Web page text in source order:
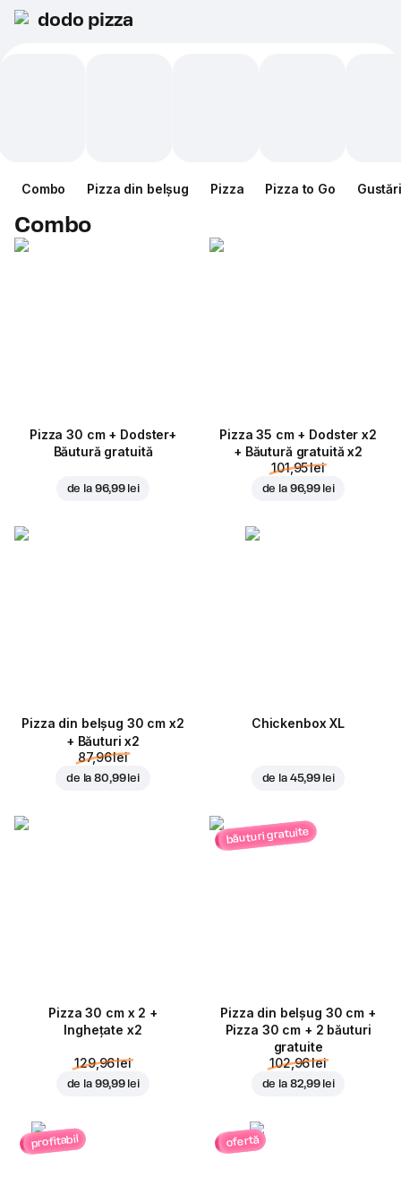
dodo pizza
Combo Pizza din belșug Pizza Pizza to Go Gustări
Combo
Pizza 30 cm + Dodster+
Băutură gratuită
de la 96,99 lei
Pizza 35 cm + Dodster x2
+ Băutură gratuită x2
101,95 lei
de la 96,99 lei
Pizza din belșug 30 cm x2
+ Băuturi x2
87,96 lei
de la80,99 lei
Chickenbox XL
de la 45,99 lei
Pizza 30 cm x 2 +
Inghețate x2
129,96 lei
de la 99,99 lei
băuturi gratuite
Pizza din belșug 30 cm +
Pizza 30 cm + 2 băuturi
gratuite
102,96 lei
de la 82,99 lei
profitabil ofertă